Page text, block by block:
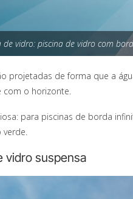
de vidro: piscina de vidro com
projetadas de forma que a
com o horizonte.
para piscinas de borda
verde.
vidro suspensa